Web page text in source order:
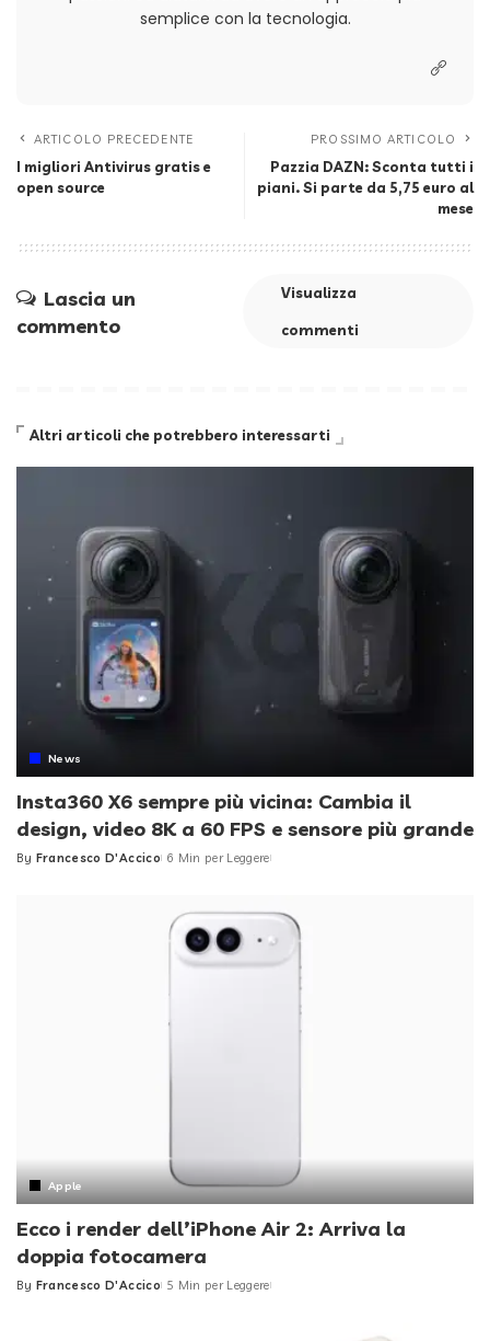
semplice con la tecnologia.
ARTICOLO PRECEDENTE
I migliori Antivirus gratis e
open source
PROSSIMO ARTICOLO
Pazzia DAZN: Sconta tutti i
piani. Si parte da 5,75 euro al
mese
Lascia un
commento
Visualizza
commenti
Altri articoli che potrebbero interessarti
News
Insta360 X6 sempre più vicina: Cambia il
design, video 8K a 60 FPS e sensore più grande
Posted
By Francesco D'Accico 6 Min per Leggere
Apple
Ecco i render dell’iPhone Air 2: Arriva la
doppia fotocamera
Posted
By Francesco D'Accico 5 Min per Leggere